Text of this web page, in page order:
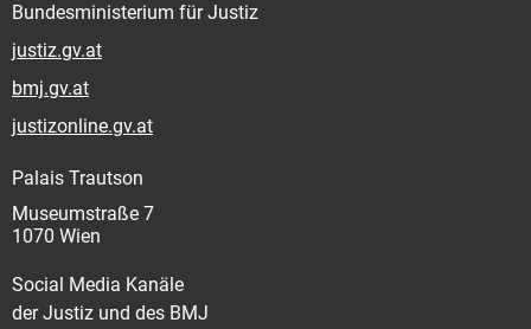
Bundesministerium für Justiz
justiz.gv.at
bmj.gv.at
justizonline.gv.at
Palais Trautson
Museumstraße 7
1070 Wien
Social Media Kanäle
der Justiz und des BMJ